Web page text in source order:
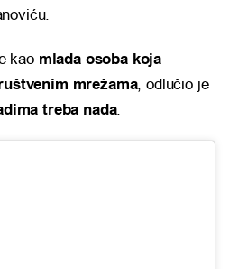
kao mlada osoba koja
mrežama, odlučio je
treba nada.